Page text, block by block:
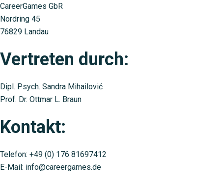
CareerGames GbR
Nordring 45
76829 Landau
Vertreten durch:
Dipl. Psych. Sandra Mihailović
Prof. Dr. Ottmar L. Braun
Kontakt:
Telefon: +49 (0) 176 81697412
E-Mail: info@careergames.de